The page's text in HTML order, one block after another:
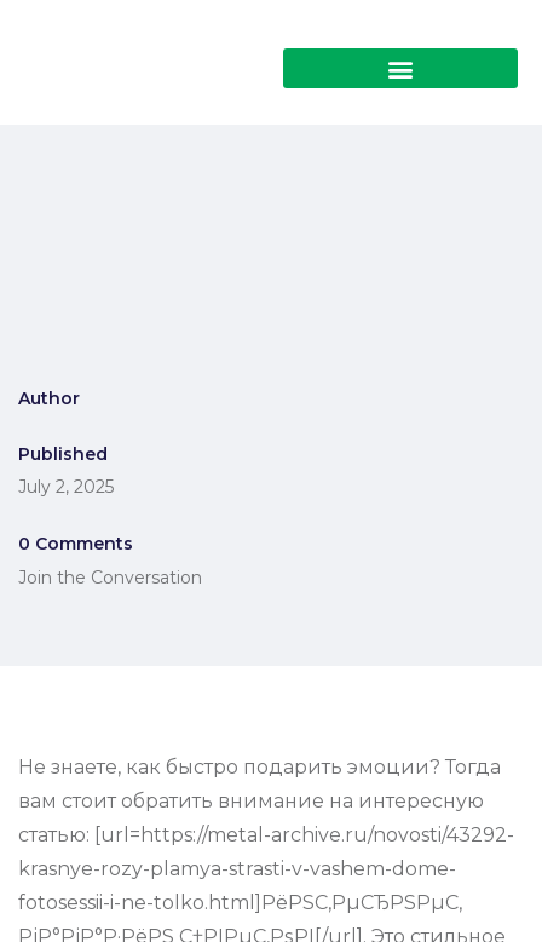
Author
Published
July 2, 2025
0 Comments
Join the Conversation
Не знаете, как быстро подарить эмоции? Тогда
вам стоит обратить внимание на интересную
статью: [url=https://metal-archive.ru/novosti/43292-
krasnye-rozy-plamya-strasti-v-vashem-dome-
fotosessii-i-ne-tolko.html]РёРЅС‚РµСЂРЅРµС‚
РјР°РіР°Р·РёРЅ С†РІРµС‚РѕРІ[/url]. Это стильное